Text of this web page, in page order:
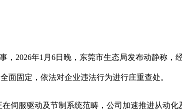
2026年1月6日晚，东莞市生态局发布动静称，
面固定，依法对企业违法行为进行庄重查处。
服驱动及节制系统范畴，公司加速推进从动化